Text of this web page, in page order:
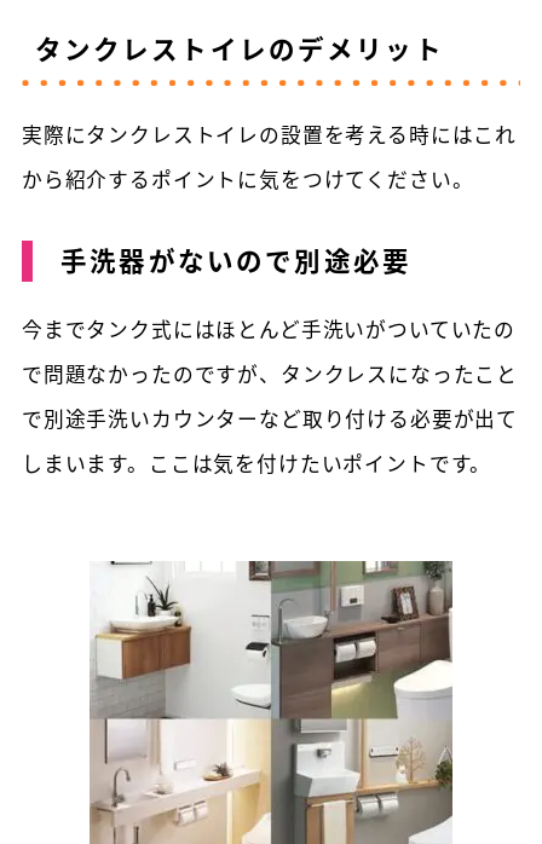
タンクレストイレのデメリット
実際にタンクレストイレの設置を考える時にはこれ
から紹介するポイントに気をつけてください。
手洗器がないので別途必要
今までタンク式にはほとんど手洗いがついていたの
で問題なかったのですが、タンクレスになったこと
で別途手洗いカウンターなど取り付ける必要が出て
しまいます。ここは気を付けたいポイントです。